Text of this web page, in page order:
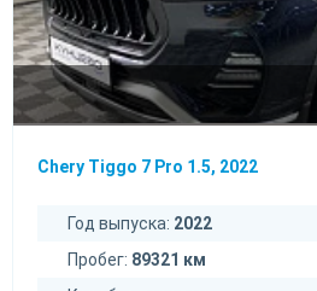
Chery Tiggo 7 Pro 1.5, 2022
Год выпуска: 2022
Пробег: 89321 км